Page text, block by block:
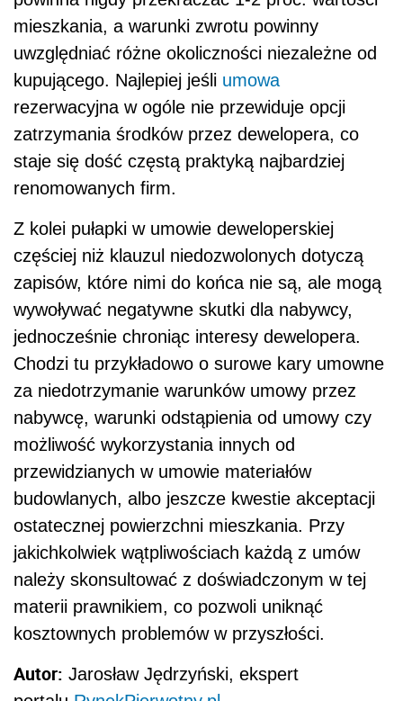
mieszkania, a warunki zwrotu powinny
uwzględniać różne okoliczności niezależne od
kupującego. Najlepiej jeśli umowa
rezerwacyjna w ogóle nie przewiduje opcji
zatrzymania środków przez dewelopera, co
staje się dość częstą praktyką najbardziej
renomowanych firm.
Z kolei pułapki w umowie deweloperskiej
częściej niż klauzul niedozwolonych dotyczą
zapisów, które nimi do końca nie są, ale mogą
wywoływać negatywne skutki dla nabywcy,
jednocześnie chroniąc interesy dewelopera.
Chodzi tu przykładowo o surowe kary umowne
za niedotrzymanie warunków umowy przez
nabywcę, warunki odstąpienia od umowy czy
możliwość wykorzystania innych od
przewidzianych w umowie materiałów
budowlanych, albo jeszcze kwestie akceptacji
ostatecznej powierzchni mieszkania. Przy
jakichkolwiek wątpliwościach każdą z umów
należy skonsultować z doświadczonym w tej
materii prawnikiem, co pozwoli uniknąć
kosztownych problemów w przyszłości.
Autor: Jarosław Jędrzyński, ekspert